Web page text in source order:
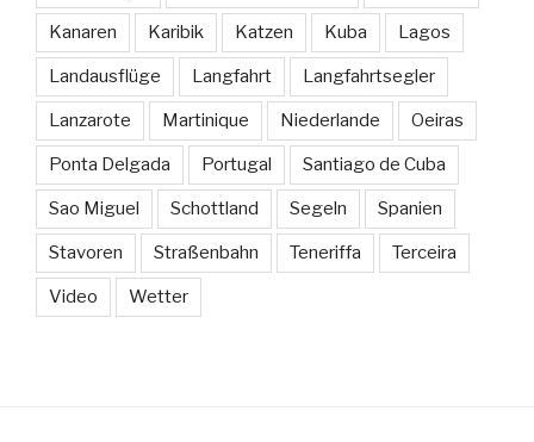
Kanaren Karibik Katzen Kuba Lagos
Landausflüge Langfahrt Langfahrtsegler
Lanzarote Martinique Niederlande Oeiras
Ponta Delgada Portugal Santiago de Cuba
Sao Miguel Schottland Segeln Spanien
Stavoren Straßenbahn Teneriffa Terceira
Video Wetter